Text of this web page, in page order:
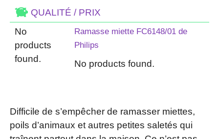
QUALITÉ / PRIX
No
products
found.
Ramasse miette FC6148/01 de
Philips
No products found.
Difficile de s’empêcher de ramasser miettes,
poils d’animaux et autres petites saletés qui